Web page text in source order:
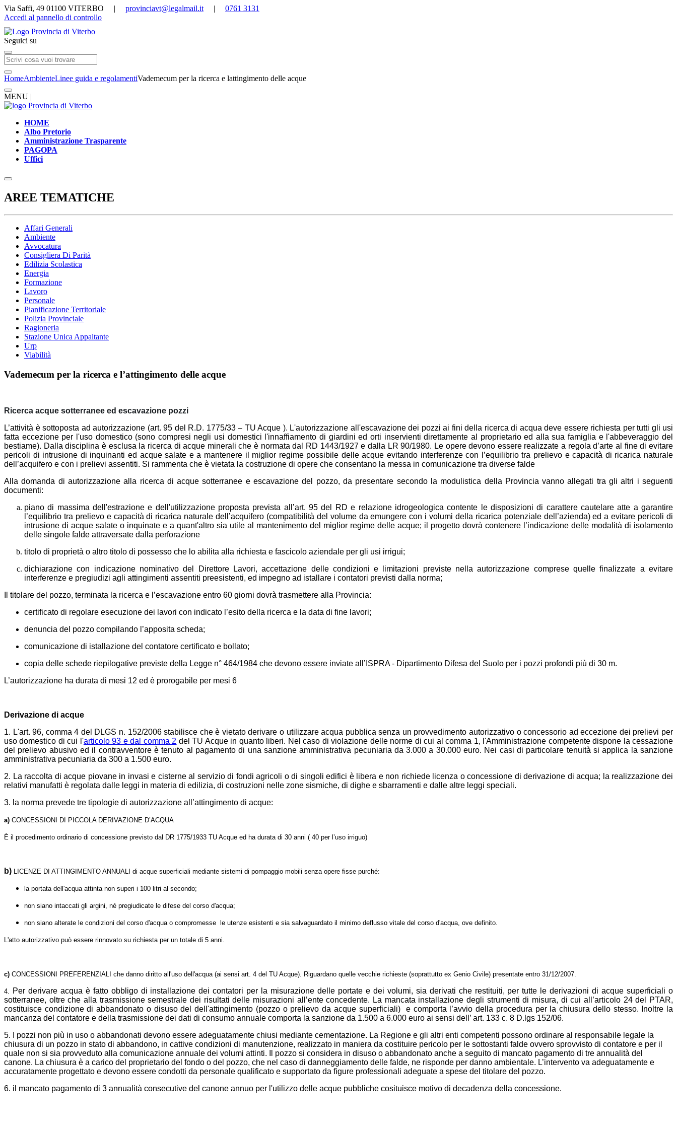
Via Saffi, 49 01100 VITERBO | provinciavt@legalmail.it | 0761 3131
Accedi al pannello di controllo
Seguici su
HomeAmbienteLinee guida e regolamentiVademecum per la ricerca e lattingimento delle acque
MENU |
HOME
Albo Pretorio
Amministrazione Trasparente
PAGOPA
Uffici
AREE TEMATICHE
Affari Generali
Ambiente
Avvocatura
Consigliera Di Parità
Edilizia Scolastica
Energia
Formazione
Lavoro
Personale
Pianificazione Territoriale
Polizia Provinciale
Ragioneria
Stazione Unica Appaltante
Urp
Viabilità
Vademecum per la ricerca e l’attingimento delle acque
Ricerca acque sotterranee ed escavazione pozzi
L’attività è sottoposta ad autorizzazione (art. 95 del R.D. 1775/33 – TU Acque ). L'autorizzazione all'escavazione dei pozzi ai fini della ricerca di acqua deve essere richiesta per tutti gli usi
fatta eccezione per l'uso domestico (sono compresi negli usi domestici l'innaffiamento di giardini ed orti inservienti direttamente al proprietario ed alla sua famiglia e l'abbeveraggio del
bestiame). Dalla disciplina è esclusa la ricerca di acque minerali che è normata dal RD 1443/1927 e dalla LR 90/1980. Le opere devono essere realizzate a regola d’arte al fine di evitare
pericoli di intrusione di inquinanti ed acque salate e a mantenere il miglior regime possibile delle acque evitando interferenze con l’equilibrio tra prelievo e capacità di ricarica naturale
dell’acquifero e con i prelievi assentiti. Si rammenta che è vietata la costruzione di opere che consentano la messa in comunicazione tra diverse falde
Alla domanda di autorizzazione alla ricerca di acque sotterranee e escavazione del pozzo, da presentare secondo la modulistica della Provincia vanno allegati tra gli altri i seguenti
documenti:
piano di massima dell'estrazione e dell'utilizzazione proposta prevista all’art. 95 del RD e relazione idrogeologica contente le disposizioni di carattere cautelare atte a garantire
l’equilibrio tra prelievo e capacità di ricarica naturale dell’acquifero (compatibilità del volume da emungere con i volumi della ricarica potenziale dell’azienda) ed a evitare pericoli di
intrusione di acque salate o inquinate e a quant'altro sia utile al mantenimento del miglior regime delle acque; il progetto dovrà contenere l’indicazione delle modalità di isolamento
delle singole falde attraversate dalla perforazione
titolo di proprietà o altro titolo di possesso che lo abilita alla richiesta e fascicolo aziendale per gli usi irrigui;
dichiarazione con indicazione nominativo del Direttore Lavori, accettazione delle condizioni e limitazioni previste nella autorizzazione comprese quelle finalizzate a evitare
interferenze e pregiudizi agli attingimenti assentiti preesistenti, ed impegno ad istallare i contatori previsti dalla norma;
Il titolare del pozzo, terminata la ricerca e l’escavazione entro 60 giorni dovrà trasmettere alla Provincia:
certificato di regolare esecuzione dei lavori con indicato l’esito della ricerca e la data di fine lavori;
denuncia del pozzo compilando l’apposita scheda;
comunicazione di istallazione del contatore certificato e bollato;
copia delle schede riepilogative previste della Legge n° 464/1984 che devono essere inviate all’ISPRA - Dipartimento Difesa del Suolo per i pozzi profondi più di 30 m.
L’autorizzazione ha durata di mesi 12 ed è prorogabile per mesi 6
Derivazione di acque
1. L'art. 96, comma 4 del DLGS n. 152/2006 stabilisce che è vietato derivare o utilizzare acqua pubblica senza un provvedimento autorizzativo o concessorio ad eccezione dei prelievi per
uso domestico di cui l'articolo 93 e dal comma 2 del TU Acque in quanto liberi. Nel caso di violazione delle norme di cui al comma 1, l'Amministrazione competente dispone la cessazione
del prelievo abusivo ed il contravventore è tenuto al pagamento di una sanzione amministrativa pecuniaria da 3.000 a 30.000 euro. Nei casi di particolare tenuità si applica la sanzione
amministrativa pecuniaria da 300 a 1.500 euro.
2. La raccolta di acque piovane in invasi e cisterne al servizio di fondi agricoli o di singoli edifici è libera e non richiede licenza o concessione di derivazione di acqua; la realizzazione dei
relativi manufatti è regolata dalle leggi in materia di edilizia, di costruzioni nelle zone sismiche, di dighe e sbarramenti e dalle altre leggi speciali.
3. la norma prevede tre tipologie di autorizzazione all’attingimento di acque:
a) CONCESSIONI DI PICCOLA DERIVAZIONE D’ACQUA
È il procedimento ordinario di concessione previsto dal DR 1775/1933 TU Acque ed ha durata di 30 anni ( 40 per l’uso irriguo)
b) LICENZE DI ATTINGIMENTO ANNUALI di acque superficiali mediante sistemi di pompaggio mobili senza opere fisse purché:
la portata dell'acqua attinta non superi i 100 litri al secondo;
non siano intaccati gli argini, né pregiudicate le difese del corso d'acqua;
non siano alterate le condizioni del corso d'acqua o compromesse le utenze esistenti e sia salvaguardato il minimo deflusso vitale del corso d'acqua, ove definito.
L'atto autorizzativo può essere rinnovato su richiesta per un totale di 5 anni.
c) CONCESSIONI PREFERENZIALI che danno diritto all'uso dell'acqua (ai sensi art. 4 del TU Acque). Riguardano quelle vecchie richieste (soprattutto ex Genio Civile) presentate entro 31/12/2007.
4. Per derivare acqua è fatto obbligo di installazione dei contatori per la misurazione delle portate e dei volumi, sia derivati che restituiti, per tutte le derivazioni di acque superficiali o
sotterranee, oltre che alla trasmissione semestrale dei risultati delle misurazioni all’ente concedente. La mancata installazione degli strumenti di misura, di cui all’articolo 24 del PTAR,
costituisce condizione di abbandonato o disuso del dell'attingimento (pozzo o prelievo da acque superficiali) e comporta l’avvio della procedura per la chiusura dello stesso. Inoltre la
mancanza del contatore e della trasmissione dei dati di consumo annuale comporta la sanzione da 1.500 a 6.000 euro ai sensi dell’ art. 133 c. 8 D.lgs 152/06.
5. I pozzi non più in uso o abbandonati devono essere adeguatamente chiusi mediante cementazione. La Regione e gli altri enti competenti possono ordinare al responsabile legale la
chiusura di un pozzo in stato di abbandono, in cattive condizioni di manutenzione, realizzato in maniera da costituire pericolo per le sottostanti falde ovvero sprovvisto di contatore e per il
quale non si sia provveduto alla comunicazione annuale dei volumi attinti. Il pozzo si considera in disuso o abbandonato anche a seguito di mancato pagamento di tre annualità del
canone. La chiusura è a carico del proprietario del fondo o del pozzo, che nel caso di danneggiamento delle falde, ne risponde per danno ambientale. L’intervento va adeguatamente e
accuratamente progettato e devono essere condotti da personale qualificato e supportato da figure professionali adeguate a spese del titolare del pozzo.
6. il mancato pagamento di 3 annualità consecutive del canone annuo per l'utilizzo delle acque pubbliche cosituisce motivo di decadenza della concessione.